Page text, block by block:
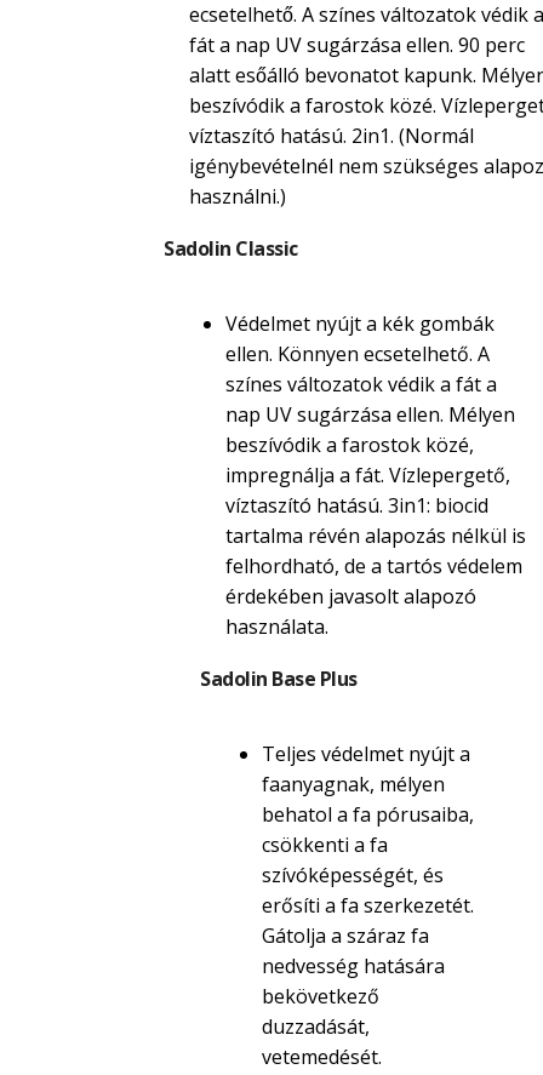
ecsetelhető. A színes változatok védik a
fát a nap UV sugárzása ellen. 90 perc
alatt esőálló bevonatot kapunk.
beszívódik a farostok közé.
víztaszító hatású. 2in1. (Normál
igénybevételnél nem szükséges
használni.)
Sadolin Classic
Védelmet nyújt a kék gombák
ellen. Könnyen ecsetelhető. A
színes változatok védik a fát a
nap UV sugárzása ellen. Mélyen
beszívódik a farostok közé,
impregnálja a fát. Vízlepergető,
víztaszító hatású. 3in1: biocid
tartalma révén alapozás nélkül is
felhordható, de a tartós védelem
érdekében javasolt alapozó
használata.
Sadolin Base Plus
Teljes védelmet nyújt a
faanyagnak, mélyen
behatol a fa pórusaiba,
csökkenti a fa
szívóképességét, és
erősíti a fa szerkezetét.
Gátolja a száraz fa
nedvesség hatására
bekövetkező
duzzadását,
vetemedését.